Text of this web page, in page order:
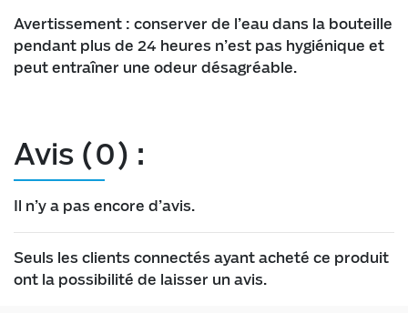
Avertissement : conserver de l’eau dans la bouteille
pendant plus de 24 heures n’est pas hygiénique et
peut entraîner une odeur désagréable.
Avis (0) :
Il n’y a pas encore d’avis.
Seuls les clients connectés ayant acheté ce produit
ont la possibilité de laisser un avis.